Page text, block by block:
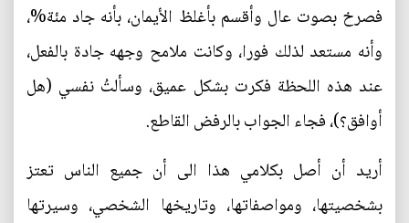
فصرخ بصوت عال وأقسم بأغلظ الأيمان، بأنه جاد مئة%،
وأنه مستعد لذلك فورا، وكانت ملامح وجهه جادة بالفعل،
عند هذه اللحظة فكرت بشكل عميق، وسألتُ نفسي (هل
أوافق؟)، فجاء الجواب بالرفض القاطع.
أريد أن أصل بكلامي هذا الى أن جميع الناس تعتز
بشخصيتها، ومواصفاتها، وتاريخها الشخصي، وسيرتها